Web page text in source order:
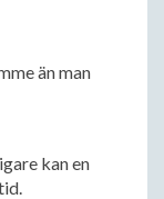
än man
kan en